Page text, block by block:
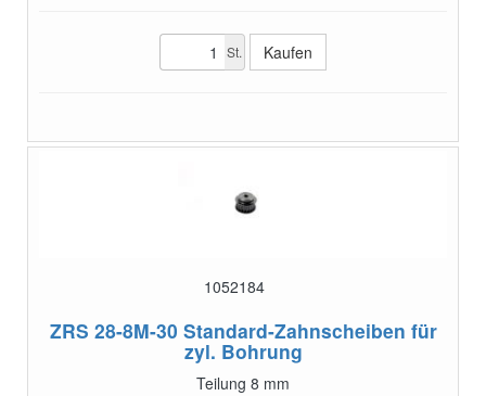
St.
1052184
ZRS 28-8M-30 Standard-Zahnscheiben für
zyl. Bohrung
Teilung 8 mm